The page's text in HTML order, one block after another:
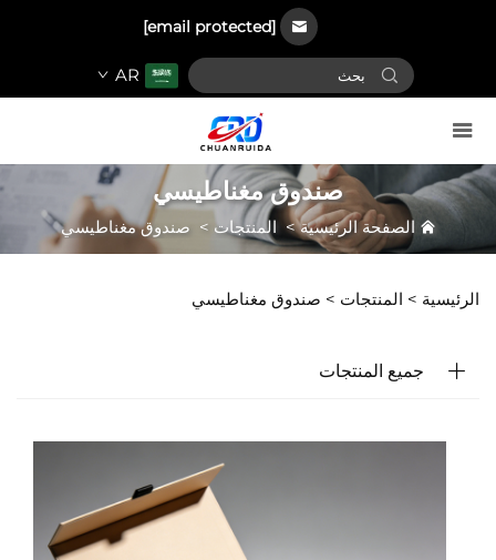
[email protected]
AR
صندوق مغناطيسي
الصفحة الرئيسية> المنتجات > صندوق مغناطيسي
الرئيسية > المنتجات > صندوق مغناطيسي
جميع المنتجات